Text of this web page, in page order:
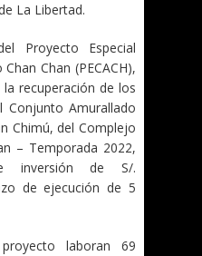
La Libertad.
Proyecto Especial
Chan (PECACH),
recuperación de los
Conjunto Amurallado
Chimú, del Complejo
– Temporada 2022,
inversión de S/.
de ejecución de 5
laboran 69